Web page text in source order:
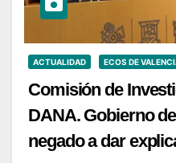
ACTUALIDAD ECOS DE
Comisión de
DANA. Gobierno
negado a dar